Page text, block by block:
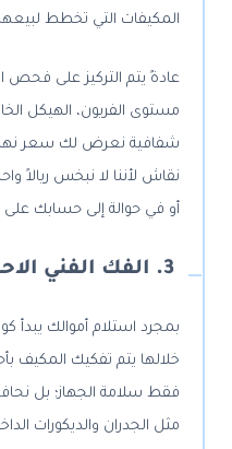
المكيفات التي تخطط
عادةً يتم التركيز على فحص
مستوى الفريون، الهيكل
شفافية نعرض لك سعر
نقاش لأننا لا نبخس ريالاً
أو في حوالة إلى حسابك على
3. الفك الفني الاحترافي والنقل مجاناً
بمجرد استلام أموالك يبدأ
خلالها يتم تفكيك المكيف
فقط سلامة الجهاز؛ بل
مثل الجدران والديكورات